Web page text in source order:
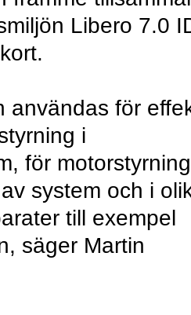
Libero 7.0
användas för
i
för
system och i
till exempel
säger Martin